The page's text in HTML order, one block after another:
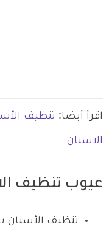
اقرأ أيضا: تنظيف
الاسنان
عيوب تنظيف
تنظيف الأسنان